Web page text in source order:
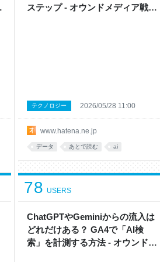
ステップ - オウンドメディア戦略
www.hatena.ne.jp
テクノロジー 2026/05/28 11:00
データ あとで読む ai
ChatGPTやGeminiからの流入は
どれだけある？ GA4で「AI検
索」を計測する方法 - オウンドメ
78 USERS